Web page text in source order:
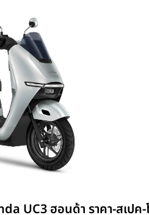
UC3 ฮอนด้า ราคา-สเปค-